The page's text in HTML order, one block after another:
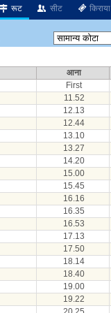
रूट सीट किराया
आना
First
11.52
12.13
12.44
13.10
13.27
14.20
15.00
15.45
16.16
16.35
16.53
17.13
17.50
18.14
18.40
19.00
19.22